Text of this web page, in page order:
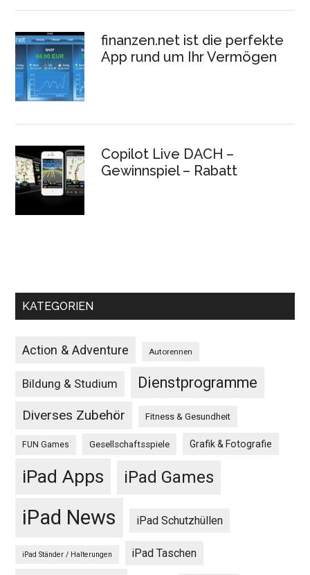
finanzen.net ist die perfekte
App rund um Ihr Vermögen
Copilot Live DACH –
Gewinnspiel – Rabatt
KATEGORIEN
Action & Adventure Autorennen
Bildung & Studium Dienstprogramme
Diverses Zubehör Fitness & Gesundheit
FUN Games Gesellschaftsspiele Grafik & Fotografie
iPad Apps iPad Games
iPad News iPad Schutzhüllen
iPad Ständer / Halterungen iPad Taschen